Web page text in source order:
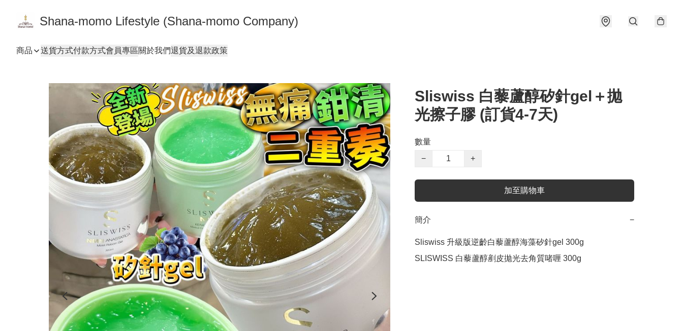
Shana-momo Lifestyle (Shana-momo Company)
商品 送貨方式付款方式會員專區關於我們退貨及退款政策
Sliswiss 白藜蘆醇矽針gel＋拋
光擦子膠 (訂貨4-7天)
數量
−
+
加至購物車
簡介 −
Sliswiss 升級版逆齡白藜蘆醇海藻矽針gel 300g
SLISWISS 白藜蘆醇剷皮拋光去角質啫喱 300g